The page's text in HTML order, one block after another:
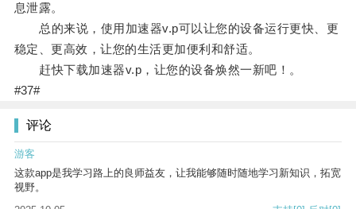
息泄露。
总的来说，使用加速器v.p可以让您的设备运行更快、更
稳定、更高效，让您的生活更加便利和舒适。
赶快下载加速器v.p，让您的设备焕然一新吧！。
#37#
评论
游客
这款app是我学习路上的良师益友，让我能够随时随地学习新知识，拓宽
视野。